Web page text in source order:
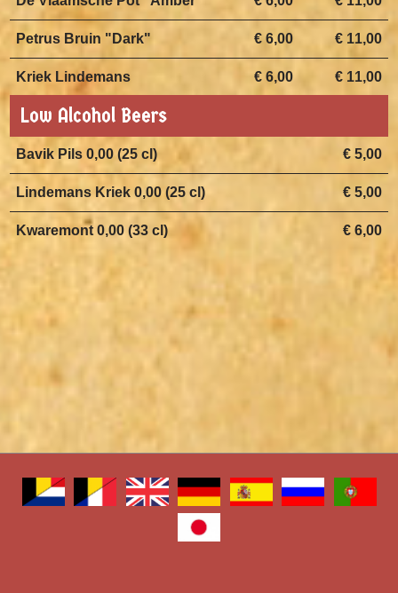
€ 11,00
€ 6,00
Petrus Bruin "Dark"
€ 11,00
€ 6,00
Kriek Lindemans
Low Alcohol Beers
€ 5,00
Bavik Pils 0,00 (25 cl)
€ 5,00
Lindemans Kriek 0,00 (25 cl)
€ 6,00
Kwaremont 0,00 (33 cl)